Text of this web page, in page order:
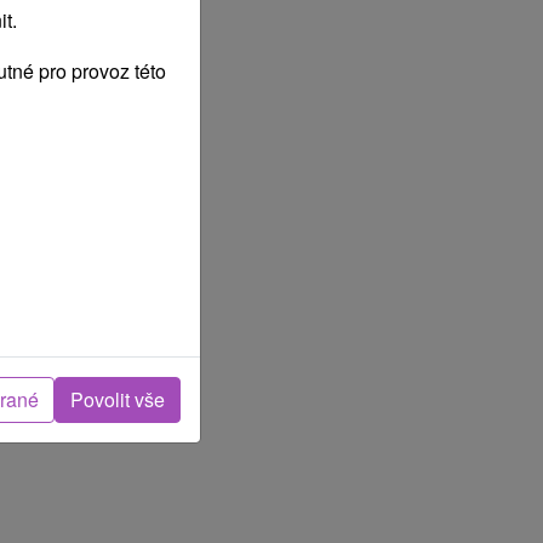
pro provoz této
Povolit vše